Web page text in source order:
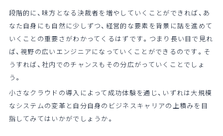
段階的に、味方となる決裁者を増やしていくことができれば、あ
なた自身にも自然に少しずつ、経営的な要素を背景に話を進めて
いくことの重要さがわかってくるはずです。つまり長い目で見れ
ば、視野の広いエンジニアになっていくことができるのです。そ
うすれば、社内でのチャンスもその分広がっていくことでしょ
う。
小さなクラウドの導入によって成功体験を通じ、いずれは大規模
なシステムの変革と自分自身のビジネスキャリアの上積みを目
指してみてはいかがでしょうか。